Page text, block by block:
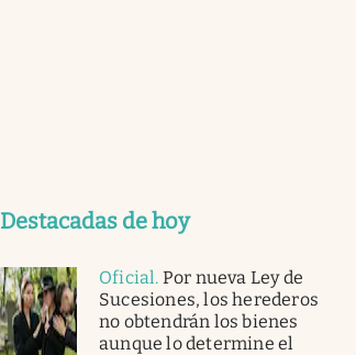
Destacadas de hoy
Oficial. Por nueva Ley de
Sucesiones, los herederos
no obtendrán los bienes
aunque lo determine el